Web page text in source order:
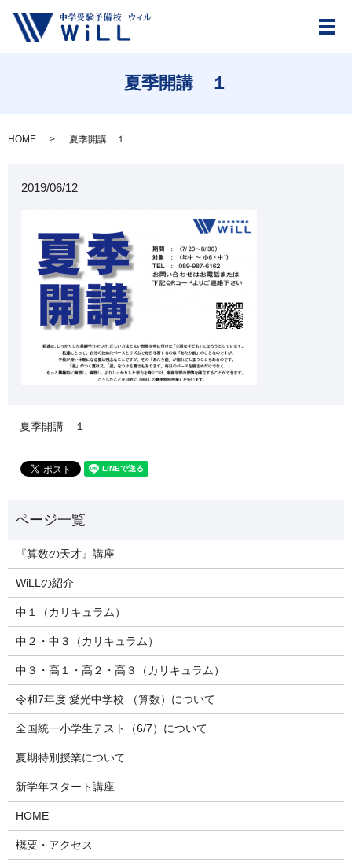
メ
夏季開講 １
HOME 夏季開講 １
2019/06/12
夏季開講 １
『算数の天才』講座
WiLLの紹介
中１（カリキュラム）
中２・中３（カリキュラム）
中３・高１・高２・高３（カリキュラム）
令和7年度 愛光中学校 （算数）について
全国統一小学生テスト（6/7）について
夏期特別授業について
新学年スタート講座
HOME
概要・アクセス